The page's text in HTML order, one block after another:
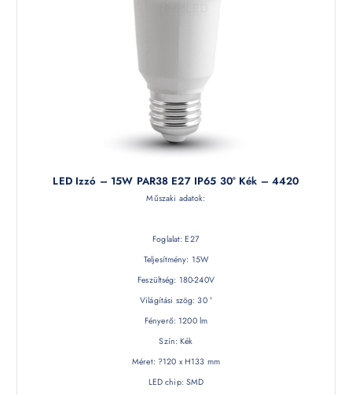
LED Izzó – 15W PAR38 E27 IP65 30° Kék – 4420
Műszaki adatok:
Foglalat: E27
Teljesítmény: 15W
Feszültség: 180-240V
Világítási szög: 30 °
Fényerő: 1200 lm
Szín: Kék
Méret: ?120 x H133 mm
LED chip: SMD